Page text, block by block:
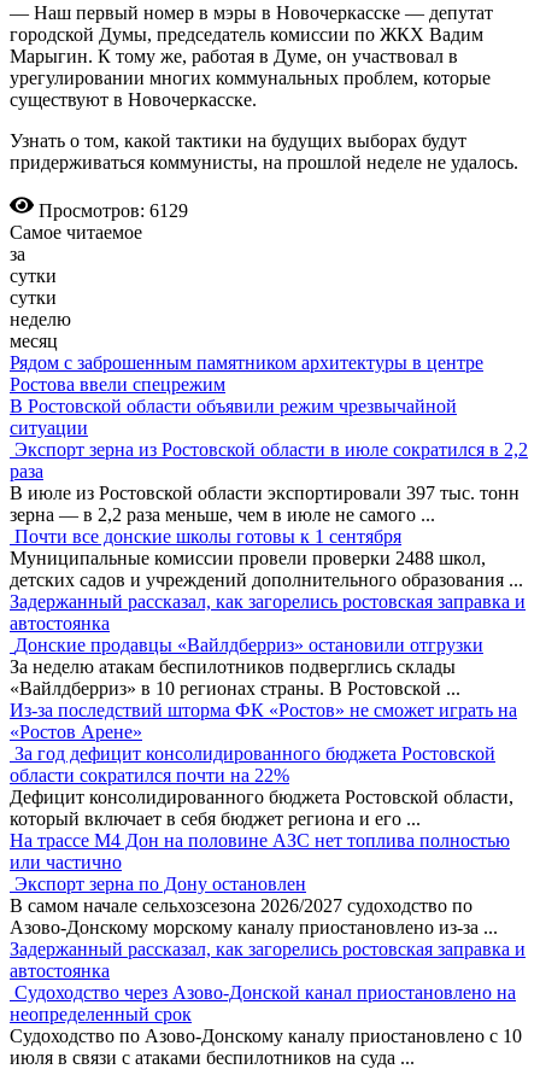
— Наш первый номер в мэры в Новочеркасске — депутат
городской Думы, председатель комиссии по ЖКХ Вадим
Марыгин. К тому же, работая в Думе, он участвовал в
урегулировании многих коммунальных проблем, которые
существуют в Новочеркасске.
Узнать о том, какой тактики на будущих выборах будут
придерживаться коммунисты, на прошлой неделе не удалось.
Просмотров: 6129
Самое читаемое
за
сутки
сутки
неделю
месяц
Рядом с заброшенным памятником архитектуры в центре
Ростова ввели спецрежим
В Ростовской области объявили режим чрезвычайной
ситуации
Экспорт зерна из Ростовской области в июле сократился в 2,2
раза
В июле из Ростовской области экспортировали 397 тыс. тонн
зерна — в 2,2 раза меньше, чем в июле не самого ...
Почти все донские школы готовы к 1 сентября
Муниципальные комиссии провели проверки 2488 школ,
детских садов и учреждений дополнительного образования ...
Задержанный рассказал, как загорелись ростовская заправка и
автостоянка
Донские продавцы «Вайлдберриз» остановили отгрузки
За неделю атакам беспилотников подверглись склады
«Вайлдберриз» в 10 регионах страны. В Ростовской ...
Из-за последствий шторма ФК «Ростов» не сможет играть на
«Ростов Арене»
За год дефицит консолидированного бюджета Ростовской
области сократился почти на 22%
Дефицит консолидированного бюджета Ростовской области,
который включает в себя бюджет региона и его ...
На трассе М4 Дон на половине АЗС нет топлива полностью
или частично
Экспорт зерна по Дону остановлен
В самом начале сельхозсезона 2026/2027 судоходство по
Азово-Донскому морскому каналу приостановлено из-за ...
Задержанный рассказал, как загорелись ростовская заправка и
автостоянка
Судоходство через Азово-Донской канал приостановлено на
неопределенный срок
Судоходство по Азово-Донскому каналу приостановлено с 10
июля в связи с атаками беспилотников на суда ...